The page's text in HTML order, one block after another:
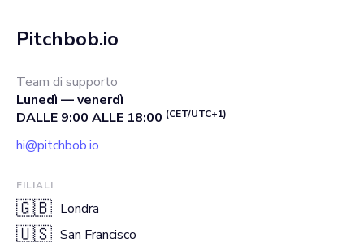
Pitchbob.io
Team di supporto
Lunedì — venerdì
DALLE 9:00 ALLE 18:00 (CET/UTC+1)
hi@pitchbob.io
FILIALI
🇬🇧 Londra
🇺🇸 San Francisco